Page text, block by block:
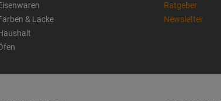
& Lacke
Ratgeber
Newsletter